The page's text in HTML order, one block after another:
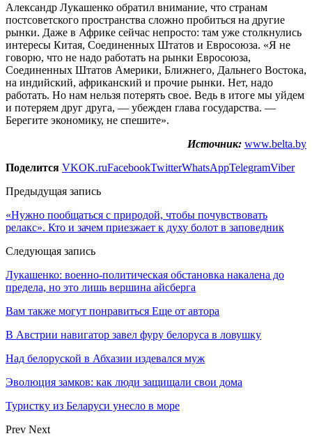
Александр Лукашенко обратил внимание, что странам
постсоветского пространства сложно пробиться на другие
рынки. Даже в Африке сейчас непросто: там уже столкнулись
интересы Китая, Соединенных Штатов и Евросоюза. «Я не
говорю, что не надо работать на рынки Евросоюза,
Соединенных Штатов Америки, Ближнего, Дальнего Востока,
на индийский, африканский и прочие рынки. Нет, надо
работать. Но нам нельзя потерять свое. Ведь в итоге мы уйдем
и потеряем друг друга, — убежден глава государства. —
Берегите экономику, не спешите».
Источник: www.belta.by
Поделится VKOK.ruFacebookTwitterWhatsAppTelegramViber
Предыдущая запись
«Нужно пообщаться с природой, чтобы почувствовать
релакс». Кто и зачем приезжает к духу болот в заповедник
Следующая запись
Лукашенко: военно-политическая обстановка накалена до
предела, но это лишь вершина айсберга
Вам также могут понравиться Еще от автора
В Австрии навигатор завел фуру белоруса в ловушку
Над белоруской в Абхазии издевался муж
Эволюция замков: как люди защищали свои дома
Туристку из Беларуси унесло в море
Prev Next